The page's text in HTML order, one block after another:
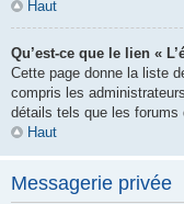
Haut
Qu’est-ce que le lien «
Cette page donne la liste
compris les
détails tels que les forums
Haut
Messagerie privée